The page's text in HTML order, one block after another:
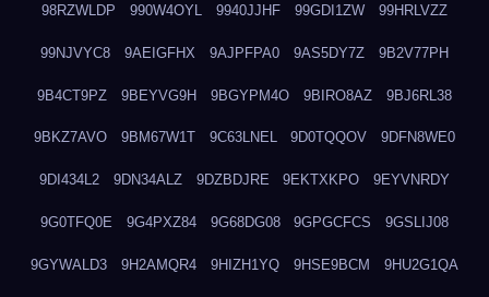
98RZWLDP 990W4OYL 9940JJHF 99GDI1ZW 99HRLVZZ
99NJVYC8 9AEIGFHX 9AJPFPA0 9AS5DY7Z 9B2V77PH
9B4CT9PZ 9BEYVG9H 9BGYPM4O 9BIRO8AZ 9BJ6RL38
9BKZ7AVO 9BM67W1T 9C63LNEL 9D0TQQOV 9DFN8WE0
9DI434L2 9DN34ALZ 9DZBDJRE 9EKTXKPO 9EYVNRDY
9G0TFQ0E 9G4PXZ84 9G68DG08 9GPGCFCS 9GSLIJ08
9GYWALD3 9H2AMQR4 9HIZH1YQ 9HSE9BCM 9HU2G1QA